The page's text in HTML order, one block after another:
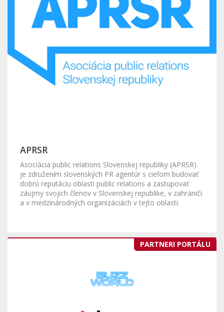
APRSR
Asociácia public relations Slovenskej republiky (APRSR)
je združením slovenských PR agentúr s cieľom budovať
dobrú reputáciu oblasti public relations a zastupovať
záujmy svojich členov v Slovenskej republike, v zahraničí
a v medzinárodných organizáciách v tejto oblasti.
PARTNERI PORTÁLU